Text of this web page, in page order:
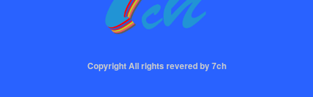
Copyright All rights revered by 7ch